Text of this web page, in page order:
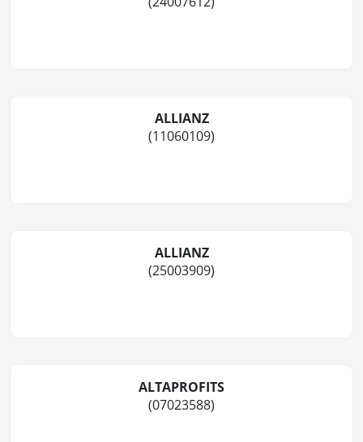
ALLIANZ
(11060109)
ALLIANZ
(25003909)
ALTAPROFITS
(07023588)